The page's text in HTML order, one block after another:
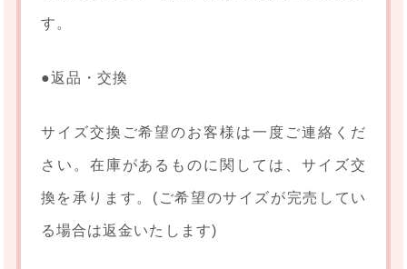
す。
●返品・交換
サイズ交換ご希望のお客様は一度ご連絡くだ
さい。在庫があるものに関しては、サイズ交
換を承ります。(ご希望のサイズが完売してい
る場合は返金いたします)